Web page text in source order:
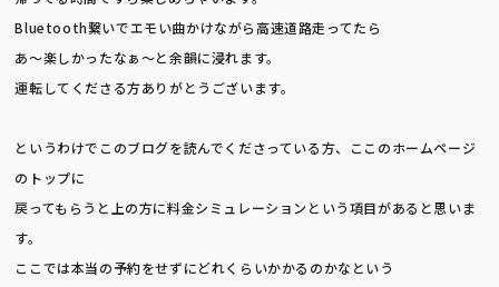
Bluetooth繋いでエモい曲かけながら高速道路走ってたら
あ〜楽しかったなぁ〜と余韻に浸れます。
運転してくださる方ありがとうございます。
というわけでこのブログを読んでくださっている方、ここのホームページ
のトップに
戻ってもらうと上の方に料金シミュレーションという項目があると思いま
す。
ここでは本当の予約をせずにどれくらいかかるのかなという